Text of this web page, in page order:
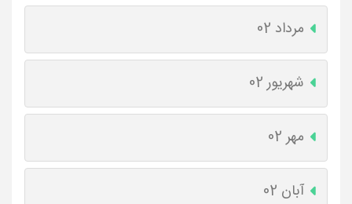
مرداد 02
شهریور 02
مهر 02
آبان 02